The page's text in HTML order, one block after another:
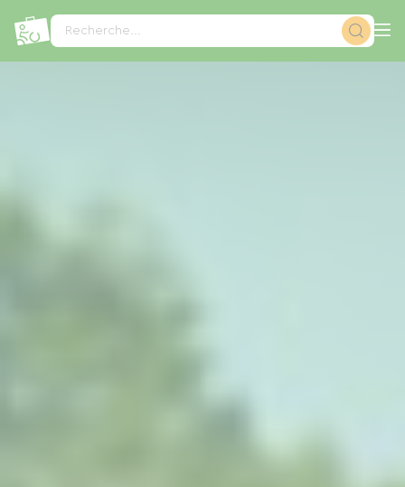
Recherche...
Panneau de gestion des cookies